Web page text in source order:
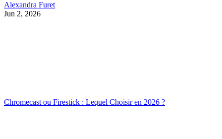
Alexandra Furet
Jun 2, 2026
Chromecast ou Firestick : Lequel Choisir en 2026 ?